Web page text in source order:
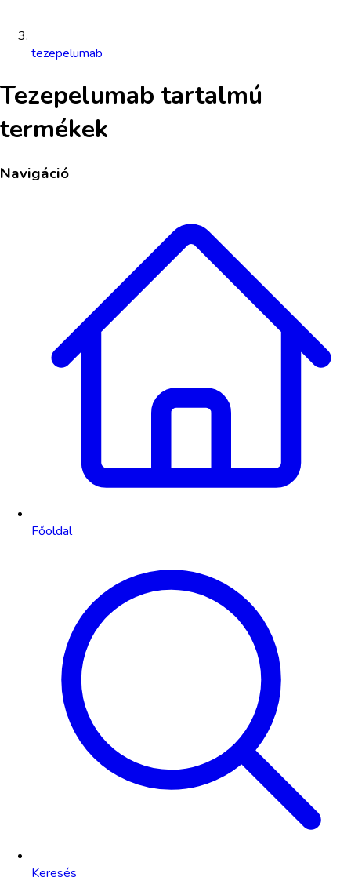
tezepelumab
Tezepelumab tartalmú
termékek
Navigáció
Főoldal
Keresés